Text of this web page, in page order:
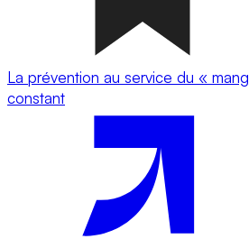
La prévention au service du «
constant